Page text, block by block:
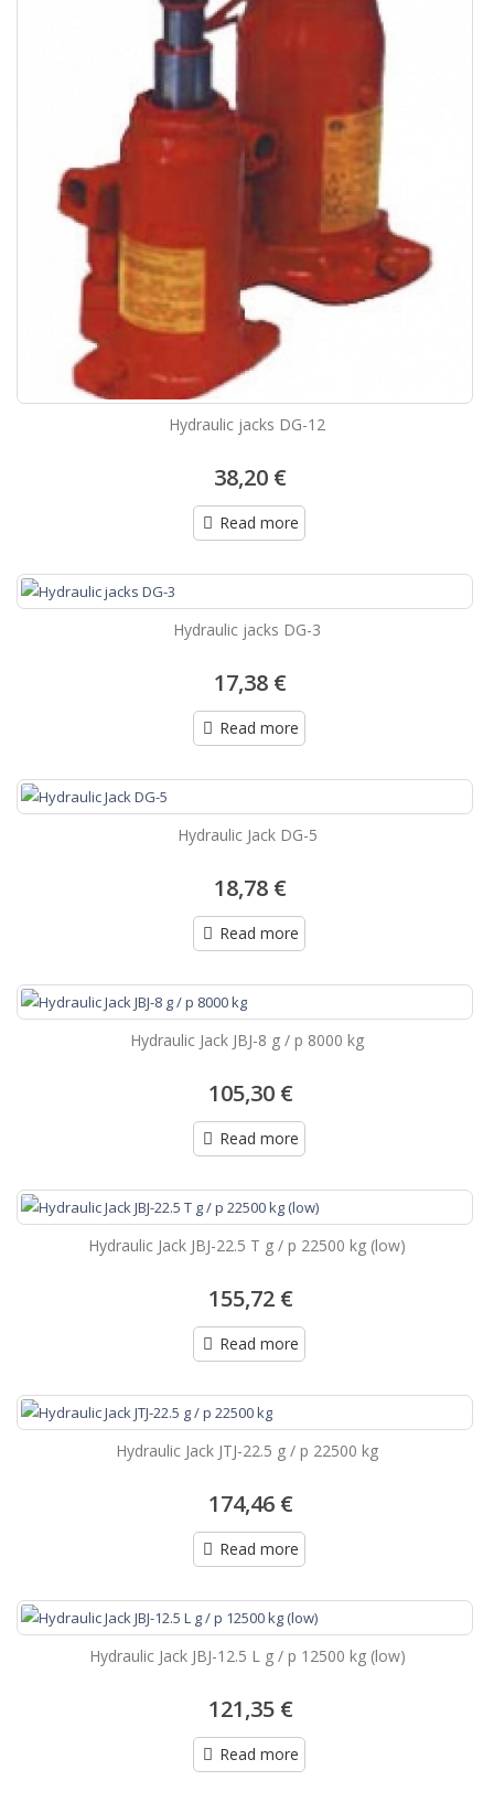
Hydraulic jacks DG-12
38,20 €
Read more
Hydraulic jacks DG-3
17,38 €
Read more
Hydraulic Jack DG-5
18,78 €
Read more
Hydraulic Jack JBJ-8 g / p 8000 kg
105,30 €
Read more
Hydraulic Jack JBJ-22.5 T g / p 22500 kg (low)
155,72 €
Read more
Hydraulic Jack JTJ-22.5 g / p 22500 kg
174,46 €
Read more
Hydraulic Jack JBJ-12.5 L g / p 12500 kg (low)
121,35 €
Read more